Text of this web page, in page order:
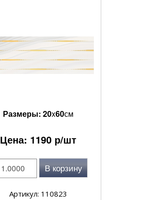
Размеры: 20x60см
Цена: 1190р/шт
В корзину
Артикул: 110823